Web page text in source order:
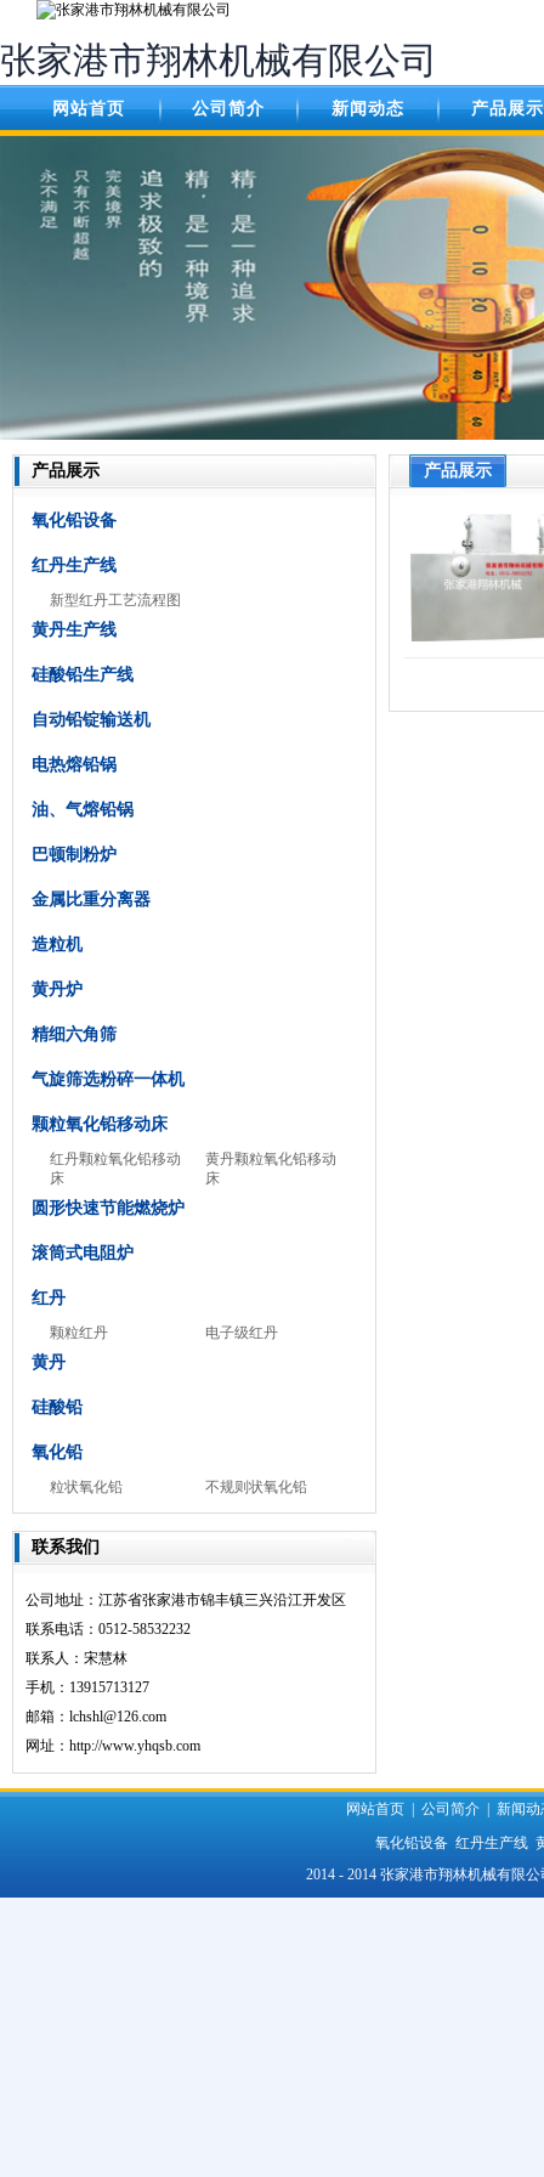
张家港市翔林机械有限公司
网站首页 公司简介 新闻动态 产品展示
产品展示
产品展示
氧化铅设备
红丹生产线
新型红丹工艺流程图
黄丹生产线
硅酸铅生产线
自动铅锭输送机
电热熔铅锅
油、气熔铅锅
巴顿制粉炉
金属比重分离器
造粒机
黄丹炉
精细六角筛
气旋筛选粉碎一体机
颗粒氧化铅移动床
红丹颗粒氧化铅移动
床
黄丹颗粒氧化铅移动
床
圆形快速节能燃烧炉
滚筒式电阻炉
红丹
颗粒红丹 电子级红丹
黄丹
硅酸铅
氧化铅
粒状氧化铅 不规则状氧化铅
联系我们
公司地址：江苏省张家港市锦丰镇三兴沿江开发区
联系电话：0512-58532232
联系人：宋慧林
手机：13915713127
邮箱：lchshl@126.com
网址： http://www.yhqsb.com
网站首页 公司简介
新闻动
氧化铅设备 红丹生产线
2014 - 2014 张家港市翔林机械有限